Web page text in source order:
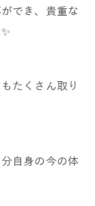
でき、貴重な
たくさん取り
自身の今の体